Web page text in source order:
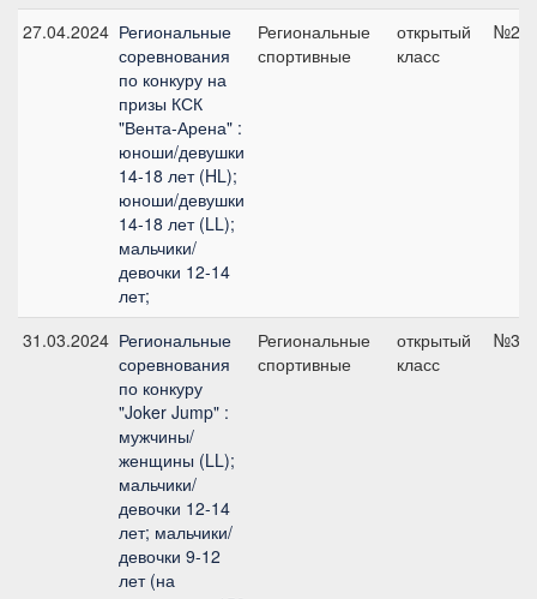
27.04.2024 Региональные
соревнования
по конкуру на
призы КСК
"Вента-Арена" :
юноши/девушки
14-18 лет (HL);
юноши/девушки
14-18 лет (LL);
мальчики/
девочки 12-14
лет;
Региональные
спортивные
открытый
класс
№2,
31.03.2024 Региональные
соревнования
по конкуру
"Joker Jump" :
мужчины/
женщины (LL);
мальчики/
девочки 12-14
лет; мальчики/
девочки 9-12
лет (на
Региональные
спортивные
открытый
класс